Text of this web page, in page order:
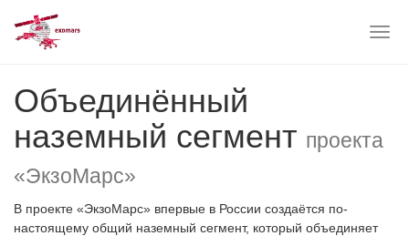
main
content
Объединённый
наземный сегмент проекта
«ЭкзоМарс»
В проекте «ЭкзоМарс» впервые в России создаётся по-
настоящему общий наземный сегмент, который объединяет